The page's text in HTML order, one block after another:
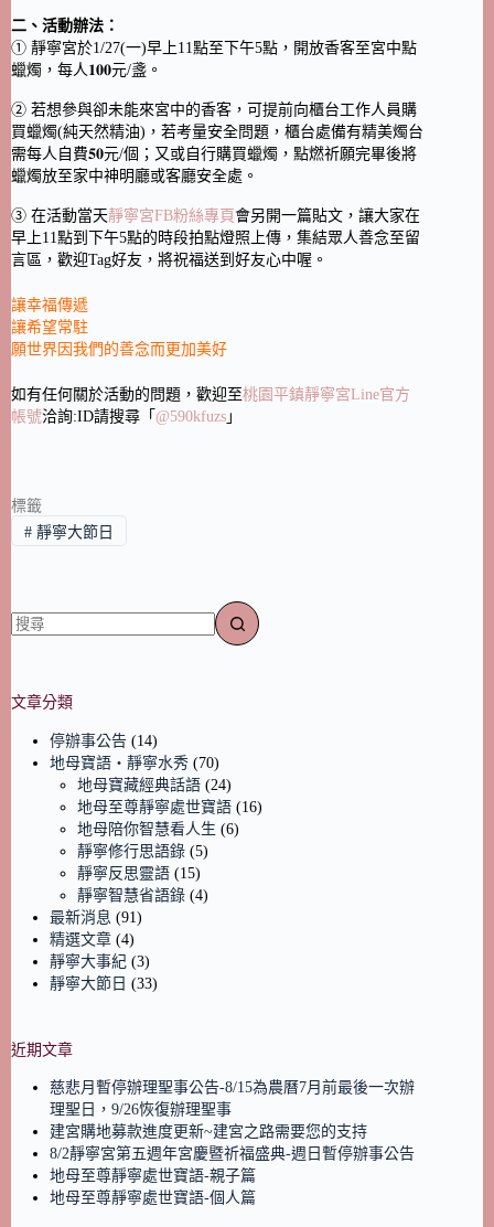
二、活動辦法：
① 靜寧宮於1/27(一)早上11點至下午5點，開放香客至宮中點
蠟燭，每人𝟏𝟎𝟎元/盞。
② 若想參與卻未能來宮中的香客，可提前向櫃台工作人員購
買蠟燭(純天然精油)，若考量安全問題，櫃台處備有精美燭台
需每人自費𝟓𝟎元/個；又或自行購買蠟燭，點燃祈願完畢後將
蠟燭放至家中神明廳或客廳安全處。
③ 在活動當天靜寧宮FB粉絲專頁會另開一篇貼文，讓大家在
早上11點到下午5點的時段拍點燈照上傳，集結眾人善念至留
言區，歡迎Tag好友，將祝福送到好友心中喔。
讓幸福傳遞
讓希望常駐
願世界因我們的善念而更加美好
如有任何關於活動的問題，歡迎至桃園平鎮靜寧宮Line官方
帳號洽詢:ID請搜尋「 @590kfuzs 」
標籤
#靜寧大節日
文章分類
停辦事公告 (14)
地母寶語‧靜寧水秀 (70)
地母寶藏經典話語 (24)
地母至尊靜寧處世寶語 (16)
地母陪你智慧看人生 (6)
靜寧修行思語錄 (5)
靜寧反思靈語 (15)
靜寧智慧省語錄 (4)
最新消息 (91)
精選文章 (4)
靜寧大事紀 (3)
靜寧大節日 (33)
近期文章
慈悲月暫停辦理聖事公告-8/15為農曆7月前最後一次辦
理聖日，9/26恢復辦理聖事
建宮購地募款進度更新~建宮之路需要您的支持
8/2靜寧宮第五週年宮慶暨祈福盛典-週日暫停辦事公告
地母至尊靜寧處世寶語-親子篇
地母至尊靜寧處世寶語-個人篇